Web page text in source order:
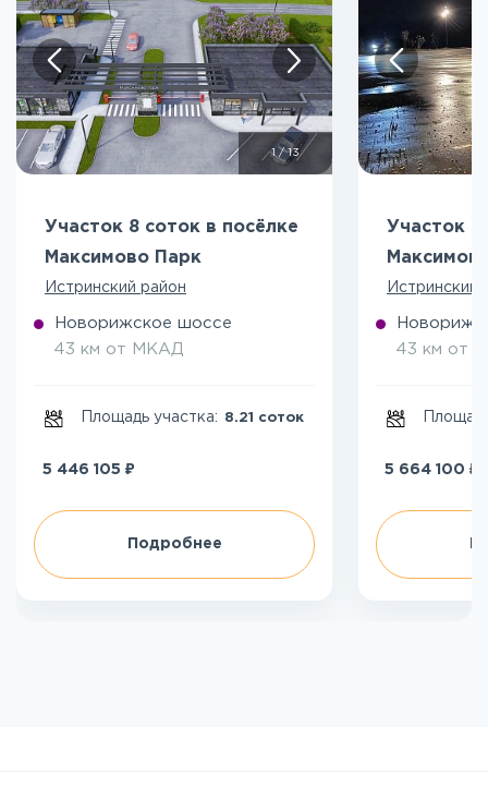
1/13
Участок 8 соток в посёлке
Максимово Парк
Истринский район
Новорижское шоссе
43 км от МКАД
Площадь участка: 8.21 соток
5 446 105 ₽
Подробнее
Участок 7
Истринский
43 км от
5 664 100 ₽